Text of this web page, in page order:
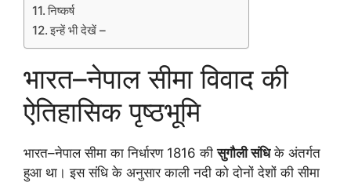
निष्कर्ष
इन्हें भी देखें –
भारत–नेपाल सीमा विवाद की
ऐतिहासिक पृष्ठभूमि
भारत–नेपाल सीमा का निर्धारण 1816 कीसुगौली संधिके अंतर्गत
हुआ था। इस संधि के अनुसार काली नदी को दोनों देशों की सीमा